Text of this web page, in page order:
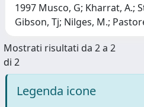
1997 Musco, G; Kharrat, A.;
Gibson, Tj; Nilges, M.;
Mostrati risultati da 2 a 2
di 2
Legenda icone